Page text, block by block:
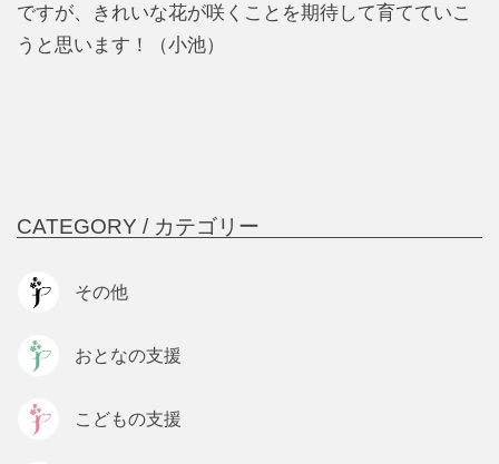
ですが、きれいな花が咲くことを期待して育てていこ
うと思います！（小池）
CATEGORY / カテゴリー
その他
おとなの支援
こどもの支援